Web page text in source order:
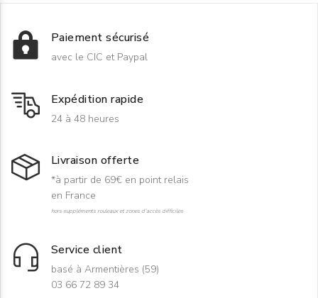
Paiement sécurisé
avec le CIC et Paypal
Expédition rapide
24 à 48 heures
Livraison offerte
*à partir de 69€ en point relais
en France
hors suppléments rouleaux et zones d'accès difficiles
Service client
basé à Armentières (59)
03 66 72 89 34